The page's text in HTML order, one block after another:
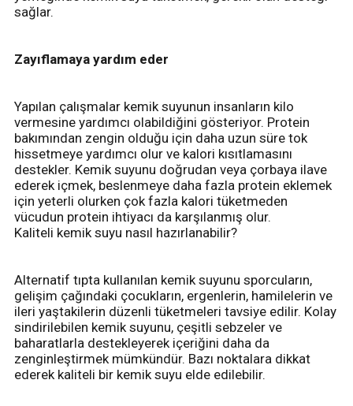
sağlar.
Zayıflamaya yardım eder
Yapılan çalışmalar kemik suyunun insanların kilo
vermesine yardımcı olabildiğini gösteriyor. Protein
bakımından zengin olduğu için daha uzun süre tok
hissetmeye yardımcı olur ve kalori kısıtlamasını
destekler. Kemik suyunu doğrudan veya çorbaya ilave
ederek içmek, beslenmeye daha fazla protein eklemek
için yeterli olurken çok fazla kalori tüketmeden
vücudun protein ihtiyacı da karşılanmış olur.
Kaliteli kemik suyu nasıl hazırlanabilir?
Alternatif tıpta kullanılan kemik suyunu sporcuların,
gelişim çağındaki çocukların, ergenlerin, hamilelerin ve
ileri yaştakilerin düzenli tüketmeleri tavsiye edilir. Kolay
sindirilebilen kemik suyunu, çeşitli sebzeler ve
baharatlarla destekleyerek içeriğini daha da
zenginleştirmek mümkündür. Bazı noktalara dikkat
ederek kaliteli bir kemik suyu elde edilebilir.